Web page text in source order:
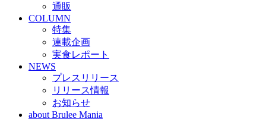
通販
COLUMN
特集
連載企画
実食レポート
NEWS
プレスリリース
リリース情報
お知らせ
about Brulee Mania